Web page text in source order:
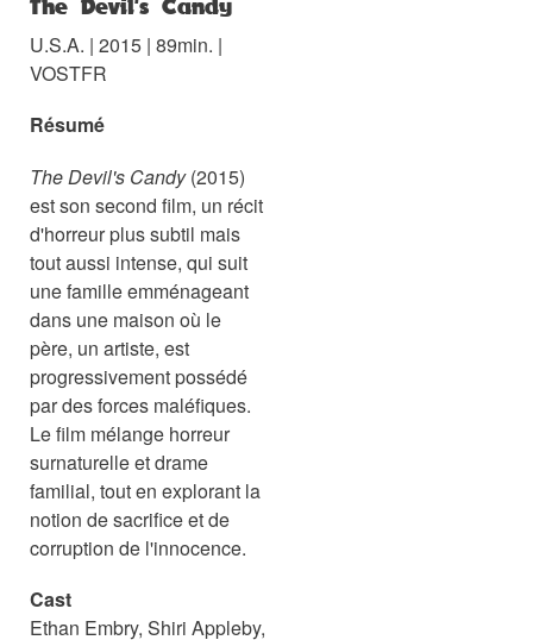
The Devil's Candy
U.S.A. | 2015 | 89min. |
VOSTFR
Résumé
The Devil's Candy(2015)
est son second film, un récit
d'horreur plus subtil mais
tout aussi intense, qui suit
une famille emménageant
dans une maison où le
père, un artiste, est
progressivement possédé
par des forces maléfiques.
Le film mélange horreur
surnaturelle et drame
familial, tout en explorant la
notion de sacrifice et de
corruption de l'innocence.
Cast
Ethan Embry, Shiri Appleby,